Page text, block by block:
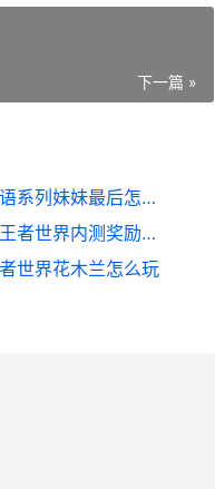
下一篇 »
妹居物语如何降低信任度 物语系列妹妹最后怎么样了
王者世界内测奖励领取方式 王者世界内测奖励怎么领
世界花木兰怎么玩